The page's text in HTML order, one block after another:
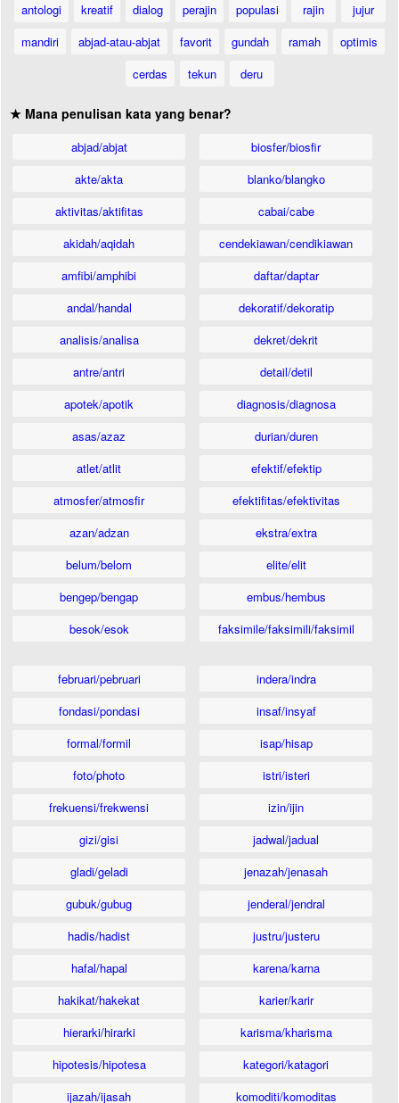
antologi
kreatif dialog perajin populasi rajin
jujur
mandiri
abjad-atau-abjat favorit gundah ramah
optimis
cerdas
tekun deru
★ Mana penulisan kata yang benar?
abjad/abjat
akte/akta
aktivitas/aktifitas
akidah/aqidah
amfibi/amphibi
andal/handal
analisis/analisa
antre/antri
apotek/apotik
asas/azaz
atlet/atlit
atmosfer/atmosfir
azan/adzan
belum/belom
bengep/bengap
besok/esok
biosfer/biosfir
blanko/blangko
cabai/cabe
cendekiawan/cendikiawan
daftar/daptar
dekoratif/dekoratip
dekret/dekrit
detail/detil
diagnosis/diagnosa
durian/duren
efektif/efektip
efektifitas/efektivitas
ekstra/extra
elite/elit
embus/hembus
faksimile/faksimili/faksimil
februari/pebruari
fondasi/pondasi
formal/formil
foto/photo
frekuensi/frekwensi
gizi/gisi
gladi/geladi
gubuk/gubug
hadis/hadist
hafal/hapal
hakikat/hakekat
hierarki/hirarki
hipotesis/hipotesa
ijazah/ijasah
indera/indra
insaf/insyaf
isap/hisap
istri/isteri
izin/ijin
jadwal/jadual
jenazah/jenasah
jenderal/jendral
justru/justeru
karena/karna
karier/karir
karisma/kharisma
kategori/katagori
komoditi/komoditas